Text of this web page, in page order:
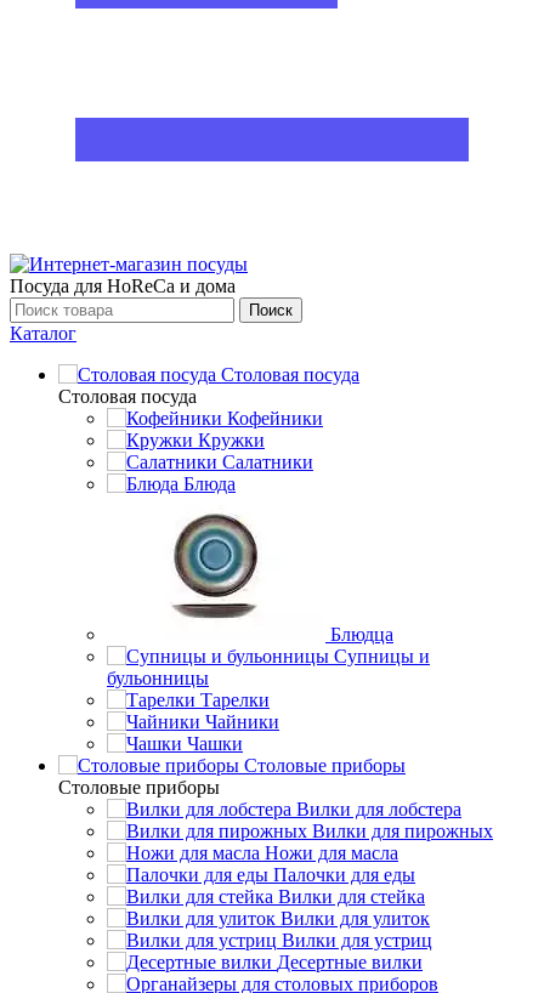
Посуда для HoReCa и дома
Поиск
Каталог
Столовая посуда
Столовая посуда
Кофейники
Кружки
Салатники
Блюда
Блюдца
Супницы и
бульонницы
Тарелки
Чайники
Чашки
Cтоловые приборы
Cтоловые приборы
Вилки для лобстера
Вилки для пирожных
Ножи для масла
Палочки для еды
Вилки для стейка
Вилки для улиток
Вилки для устриц
Десертные вилки